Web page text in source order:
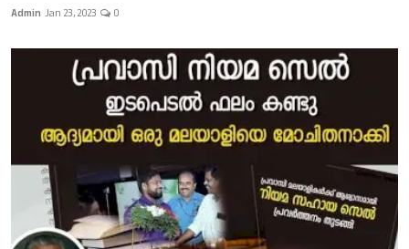
Admin Jan 23, 2023 0